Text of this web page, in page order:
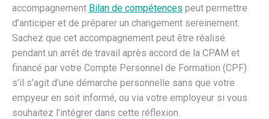
accompagnement Bilan de compétences peut permettre
d’anticiper et de préparer un changement sereinement.
Sachez que cet accompagnement peut être réalisé
pendant un arrêt de travail après accord de la CPAM et
financé par votre Compte Personnel de Formation (CPF)
s’il s’agit d’une démarche personnelle sans que votre
empyeur en soit informé, ou via votre employeur si vous
souhaitez l’intégrer dans cette réflexion.